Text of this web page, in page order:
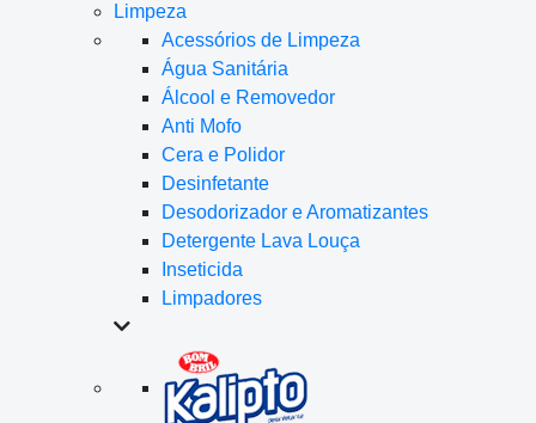
Limpeza
Acessórios de Limpeza
Água Sanitária
Álcool e Removedor
Anti Mofo
Cera e Polidor
Desinfetante
Desodorizador e Aromatizantes
Detergente Lava Louça
Inseticida
Limpadores